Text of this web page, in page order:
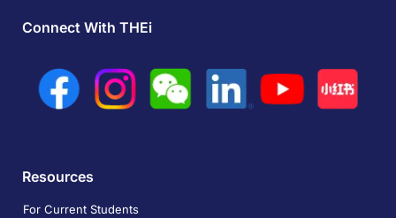
Connect With THEi
Resources
For Current Students